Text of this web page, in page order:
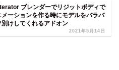
ブレンダーでリジットボディで
ーションを作る時にモデルをバラバ
別けしてくれるアドオン
2021年5月14日